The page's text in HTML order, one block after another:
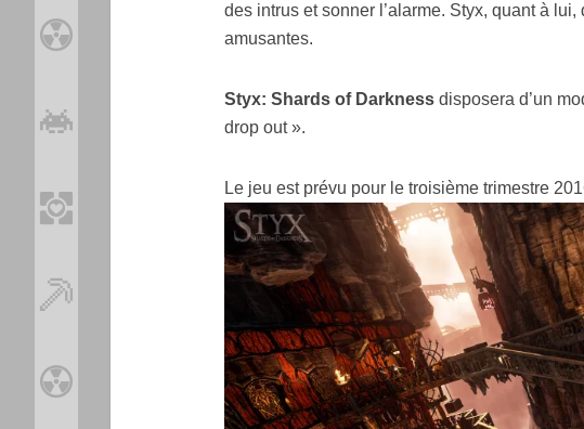
des intrus et sonner l’alarme. Styx, quant à
amusantes.
Styx: Shards of Darkness disposera d’un
drop out ».
Le jeu est prévu pour le troisième trimestre